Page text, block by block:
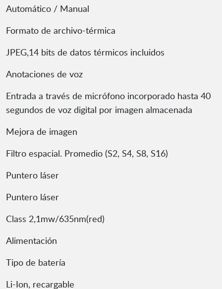
Automático / Manual
Formato de archivo-térmica
JPEG,14 bits de datos térmicos incluidos
Anotaciones de voz
Entrada a través de micrófono incorporado hasta 40
segundos de voz digital por imagen almacenada
Mejora de imagen
Filtro espacial. Promedio (S2, S4, S8, S16)
Puntero láser
Puntero láser
Class 2,1mw/635nm(red)
Alimentación
Tipo de batería
Li-Ion, recargable